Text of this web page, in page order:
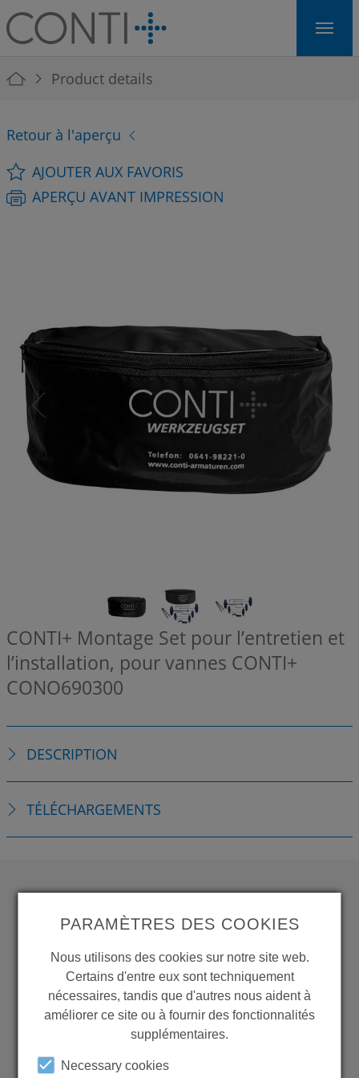
Skip to main navigation
Skip to main content
Skip to page footer
You are here:
Product details
Retour à l'aperçu
AJOUTER AUX FAVORIS
APERÇU AVANT IMPRESSION
CONTI+ Montage Set pour l’entretien et
l’installation, pour vannes CONTI+
CONO690300
DESCRIPTION
TÉLÉCHARGEMENTS
WANT TO SEE
PARAMÈTRES DES COOKIES
Nous utilisons des cookies sur notre site web.
Certains d'entre eux sont techniquement
nécessaires, tandis que d'autres nous aident à
améliorer ce site ou à fournir des fonctionnalités
supplémentaires.
Necessary cookies